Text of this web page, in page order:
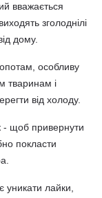
вважається
зголоднілі
дому.
особливу
тваринам і
від холоду.
- щоб привернути
покласти
уникати лайки,